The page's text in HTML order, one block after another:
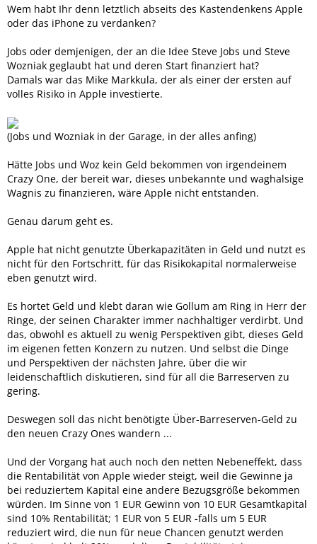
Wem habt Ihr denn letztlich abseits des Kastendenkens Apple
oder das iPhone zu verdanken?
Jobs oder demjenigen, der an die Idee Steve Jobs und Steve
Wozniak geglaubt hat und deren Start finanziert hat?
Damals war das Mike Markkula, der als einer der ersten auf
volles Risiko in Apple investierte.
(Jobs und Wozniak in der Garage, in der alles anfing)
Hätte Jobs und Woz kein Geld bekommen von irgendeinem
Crazy One, der bereit war, dieses unbekannte und waghalsige
Wagnis zu finanzieren, wäre Apple nicht entstanden.
Genau darum geht es.
Apple hat nicht genutzte Überkapazitäten in Geld und nutzt es
nicht für den Fortschritt, für das Risikokapital normalerweise
eben genutzt wird.
Es hortet Geld und klebt daran wie Gollum am Ring in Herr der
Ringe, der seinen Charakter immer nachhaltiger verdirbt. Und
das, obwohl es aktuell zu wenig Perspektiven gibt, dieses Geld
im eigenen fetten Konzern zu nutzen. Und selbst die Dinge
und Perspektiven der nächsten Jahre, über die wir
leidenschaftlich diskutieren, sind für all die Barreserven zu
gering.
Deswegen soll das nicht benötigte Über-Barreserven-Geld zu
den neuen Crazy Ones wandern ...
Und der Vorgang hat auch noch den netten Nebeneffekt, dass
die Rentabilität von Apple wieder steigt, weil die Gewinne ja
bei reduziertem Kapital eine andere Bezugsgröße bekommen
würden. Im Sinne von 1 EUR Gewinn von 10 EUR Gesamtkapital
sind 10% Rentabilität; 1 EUR von 5 EUR -falls um 5 EUR
reduziert wird, die nun für neue Chancen genutzt werden